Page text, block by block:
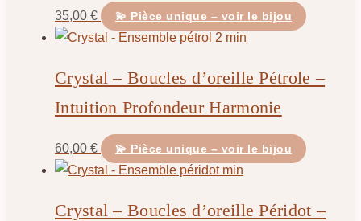
35,00 € 💫 Pièce unique – voir le bijou
Crystal – Boucles d’oreille Pétrole –
Intuition Profondeur Harmonie
60,00 € 💫 Pièce unique – voir le bijou
Crystal – Boucles d’oreille Péridot –